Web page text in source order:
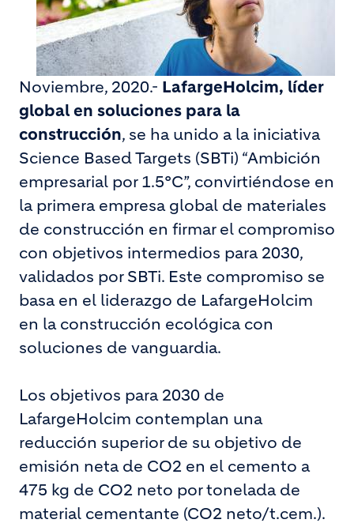
Noviembre, 2020.- LafargeHolcim, líder
global en soluciones para la
construcción, se ha unido a la iniciativa
Science Based Targets (SBTi) “Ambición
empresarial por 1.5°C”, convirtiéndose en
la primera empresa global de materiales
de construcción en firmar el compromiso
con objetivos intermedios para 2030,
validados por SBTi. Este compromiso se
basa en el liderazgo de LafargeHolcim
en la construcción ecológica con
soluciones de vanguardia.
Los objetivos para 2030 de
LafargeHolcim contemplan una
reducción superior de su objetivo de
emisión neta de CO2 en el cemento a
475 kg de CO2 neto por tonelada de
material cementante (CO2 neto/t.cem.).